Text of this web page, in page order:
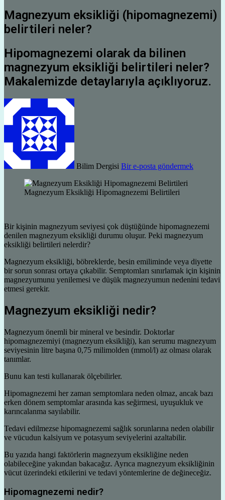
Magnezyum eksikliği (hipomagnezemi)
belirtileri neler?
Hipomagnezemi olarak da bilinen
magnezyum eksikliği belirtileri neler?
Makalemizde detaylarıyla açıklıyoruz.
Bilim Dergisi Bir e-posta göndermek
Magnezyum Eksikliği Hipomagnezemi Belirtileri
Bir kişinin magnezyum seviyesi çok düştüğünde hipomagnezemi
denilen magnezyum eksikliği durumu oluşur. Peki magnezyum
eksikliği belirtileri nelerdir?
Magnezyum eksikliği, böbreklerde, besin emiliminde veya diyette
bir sorun sonrası ortaya çıkabilir. Semptomları sınırlamak için kişinin
magnezyumunu yenilemesi ve düşük magnezyumun nedenini tedavi
etmesi gerekir.
Magnezyum eksikliği nedir?
Magnezyum önemli bir mineral ve besindir. Doktorlar
hipomagnezemiyi (magnezyum eksikliği), kan serumu magnezyum
seviyesinin litre başına 0,75 milimolden (mmol/l) az olması olarak
tanımlar.
Bunu kan testi kullanarak ölçebilirler.
Hipomagnezemi her zaman semptomlara neden olmaz, ancak bazı
erken dönem semptomlar arasında kas seğirmesi, uyuşukluk ve
karıncalanma sayılabilir.
Tedavi edilmezse hipomagnezemi sağlık sorunlarına neden olabilir
ve vücudun kalsiyum ve potasyum seviyelerini azaltabilir.
Bu yazıda hangi faktörlerin magnezyum eksikliğine neden
olabileceğine yakından bakacağız. Ayrıca magnezyum eksikliğinin
vücut üzerindeki etkilerini ve tedavi yöntemlerine de değineceğiz.
Hipomagnezemi nedir?